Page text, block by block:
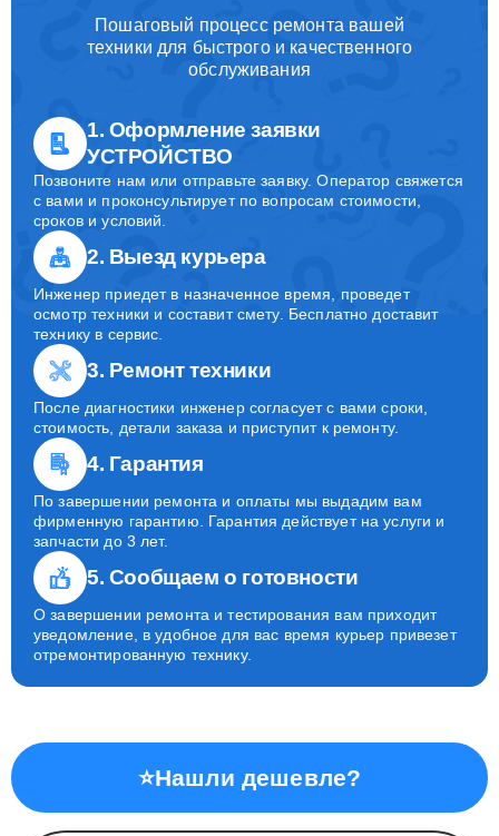
Пошаговый процесс ремонта вашей
техники для быстрого и качественного
обслуживания
1. Оформление заявки
УСТРОЙСТВО
Позвоните нам или отправьте заявку. Оператор свяжется
с вами и проконсультирует по вопросам стоимости,
сроков и условий.
2. Выезд курьера
Инженер приедет в назначенное время, проведет
осмотр техники и составит смету. Бесплатно доставит
технику в сервис.
3. Ремонт техники
После диагностики инженер согласует с вами сроки,
стоимость, детали заказа и приступит к ремонту.
4. Гарантия
По завершении ремонта и оплаты мы выдадим вам
фирменную гарантию. Гарантия действует на услуги и
запчасти до 3 лет.
5. Сообщаем о готовности
О завершении ремонта и тестирования вам приходит
уведомление, в удобное для вас время курьер привезет
отремонтированную технику.
⭐Нашли дешевле?